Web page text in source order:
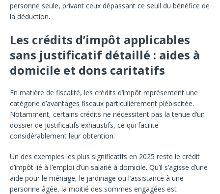
personne seule, privant ceux dépassant ce seuil du bénéfice de
la déduction.
Les crédits d’impôt applicables
sans justificatif détaillé : aides à
domicile et dons caritatifs
En matière de fiscalité, les crédits d’impôt représentent une
catégorie d’avantages fiscaux particulièrement plébiscitée.
Notamment, certains crédits ne nécessitent pas la tenue d’un
dossier de justificatifs exhaustifs, ce qui facilite
considérablement leur obtention.
Un des exemples les plus significatifs en 2025 reste le crédit
d’impôt lié à l’emploi d’un salarié à domicile. Qu’il s’agisse d’une
aide pour le ménage, le jardinage ou l’assistance à une
personne âgée, la moitié des sommes engagées est